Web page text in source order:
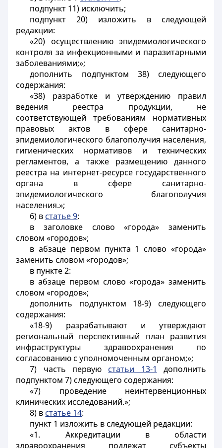
подпункт 11) исключить;
подпункт 20) изложить в следующей
редакции:
«20) осуществлению эпидемиологического
контроля за инфекционными и паразитарными
заболеваниями;»;
дополнить подпунктом 38) следующего
содержания:
«38) разработке и утверждению правил
ведения реестра продукции, не
соответствующей требованиям нормативных
правовых актов в сфере санитарно-
эпидемиологического благополучия населения,
гигиенических нормативов и технических
регламентов, а также размещению данного
реестра на интернет-ресурсе государственного
органа в сфере санитарно-
эпидемиологического благополучия
населения.»;
6) в статье 9:
в заголовке слово «города» заменить
словом «городов»;
в абзаце первом пункта 1 слово «города»
заменить словом «городов»;
в пункте 2:
в абзаце первом слово «города» заменить
словом «городов»;
дополнить подпунктом 18-9) следующего
содержания:
«18-9) разрабатывают и утверждают
региональный перспективный план развития
инфраструктуры здравоохранения по
согласованию с уполномоченным органом;»;
7) часть первую статьи 13-1
дополнить
подпунктом 7) следующего содержания:
«7) проведение неинтервенционных
клинических исследований.»;
8) в статье 14:
пункт 1 изложить в следующей редакции:
«1. Аккредитации в области
здравоохранения подлежат субъекты